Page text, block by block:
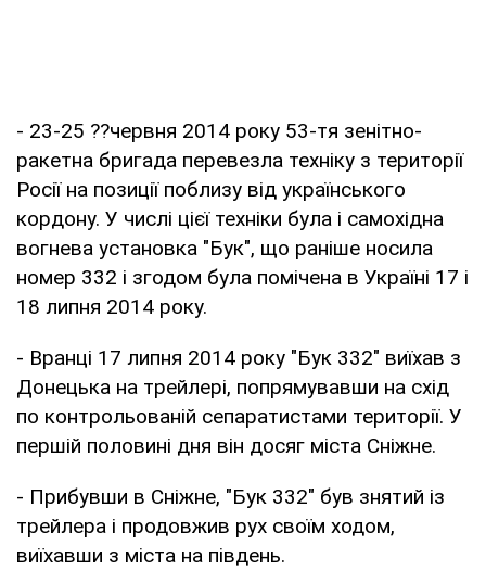
- 23-25 ??червня 2014 року 53-тя зенітно-
ракетна бригада перевезла техніку з території
Росії на позиції поблизу від українського
кордону. У числі цієї техніки була і самохідна
вогнева установка "Бук", що раніше носила
номер 332 і згодом була помічена в Україні 17 і
18 липня 2014 року.
- Вранці 17 липня 2014 року "Бук 332" виїхав з
Донецька на трейлері, попрямувавши на схід
по контрольованій сепаратистами території. У
першій половині дня він досяг міста Сніжне.
- Прибувши в Сніжне, "Бук 332" був знятий із
трейлера і продовжив рух своїм ходом,
виїхавши з міста на південь.